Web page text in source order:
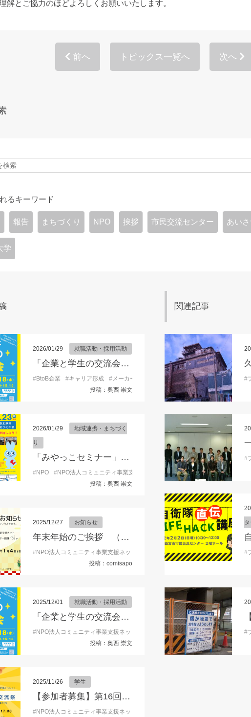
解とご協力のほどよろしくお願いいたします。
前へ トピックス一覧へ 次へ
るキーワード
報告 まちづくり NPO 挨拶 市民交流センター あい
学
2026/01/29 就職活動・採用活動
「企業と学生の交流会」参加学生募集！
#BtoB企業 #キャリア形成 # メーカー モノづくり企業 #企業との交流会 企
投稿：奥西 崇文
2026/01/29 地域連携・まちづく
り
「みやっこセミナー」開催のお知らせ
#NPO #NPO法人コミュニティ事業支援ネット # お知らせ #こみサポ #セミナー
投稿：奥西 崇文
2025/12/27 お知らせ
年末年始のご挨拶 （理事長 東朋子）
#NPO法人コミュニティ事業支援ネット こみサポ # コミュニティ事業支援ネッ
投稿：comisapo
2025/12/01 就職活動・採用活動
「企業と学生の交流会」参加学生募集！
#NPO法人コミュニティ事業支援ネット イベント #キャリア形成 #こみサポ
投稿：奥西 崇文
2025/11/26 学生
【参加者募集】第16回阪神つながり交流祭2025
#NPO法人コミュニティ事業支援ネット
関連記事
#
#
#
#